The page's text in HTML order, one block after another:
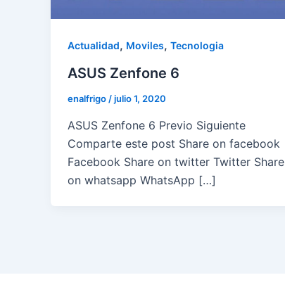
Actualidad, Moviles, Tecnologia
ASUS Zenfone 6
enalfrigo/julio 1, 2020
ASUS Zenfone 6 Previo Siguiente
Comparte este post Share on facebook
Facebook Share on twitter Twitter Share
on whatsapp WhatsApp […]